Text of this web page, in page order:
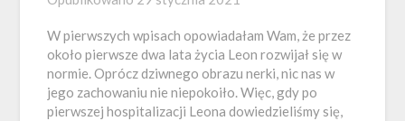
W pierwszych wpisach opowiadałam Wam, że przez
około pierwsze dwa lata życia Leon rozwijał się w
normie. Oprócz dziwnego obrazu nerki, nic nas w
jego zachowaniu nie niepokoiło. Więc, gdy po
pierwszej hospitalizacji Leona dowiedzieliśmy się,